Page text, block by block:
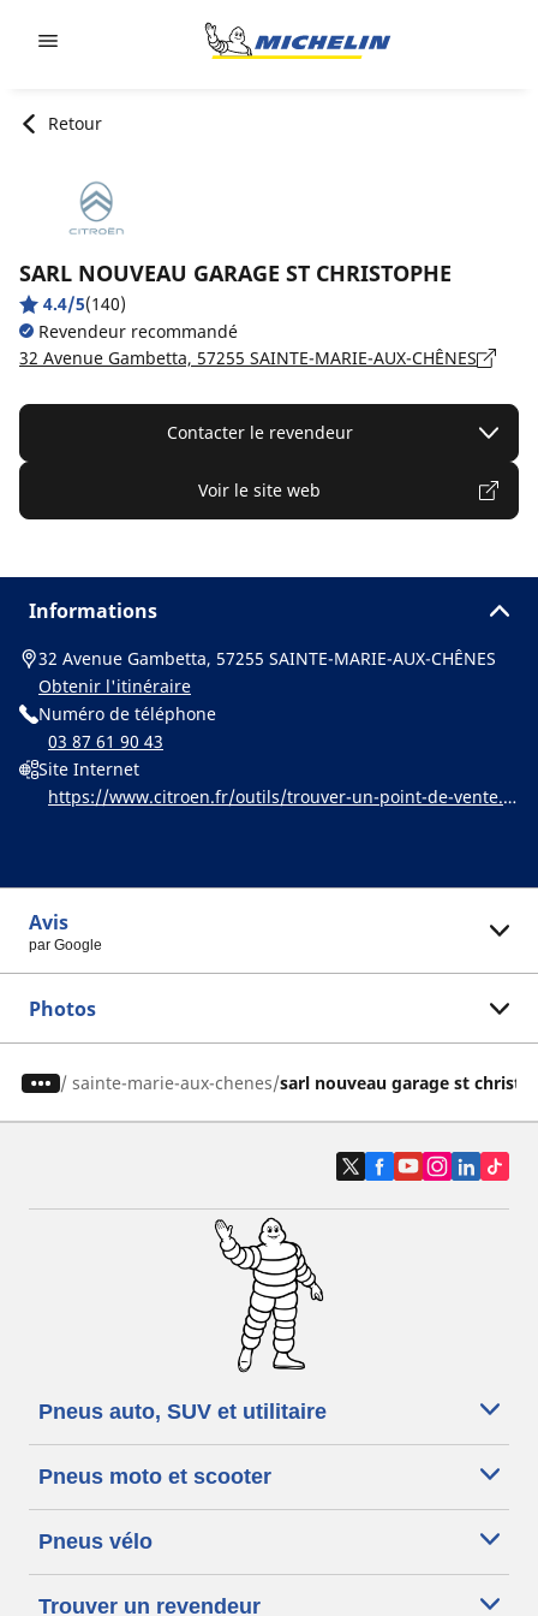
Retour
SARL NOUVEAU GARAGE ST CHRISTOPHE
4.4/5(140)
Revendeur recommandé
32 Avenue Gambetta, 57255 SAINTE-MARIE-AUX-CHÊNES
Contacter le revendeur
Voir le site web
Informations
32 Avenue Gambetta, 57255 SAINTE-MARIE-AUX-CHÊNES
Obtenir l'itinéraire
Numéro de téléphone
03 87 61 90 43
Site Internet
https://www.citroen.fr/outils/trouver-un-point-de-vente.h
Avis
par Google
Photos
/ sainte-marie-aux-chenes sarl nouveau garage st
Pneus auto, SUV et utilitaire
Pneus moto et scooter
Pneus vélo
Trouver un revendeur